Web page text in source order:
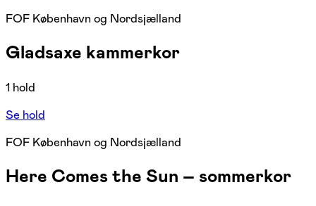
FOF København og Nordsjælland
Gladsaxe kammerkor
1 hold
Se hold
FOF København og Nordsjælland
Here Comes the Sun – sommerkor